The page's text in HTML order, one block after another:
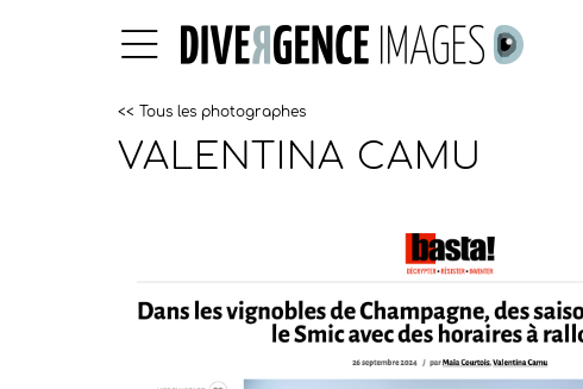
<< Tous les photographes
VALENTINA CAMU